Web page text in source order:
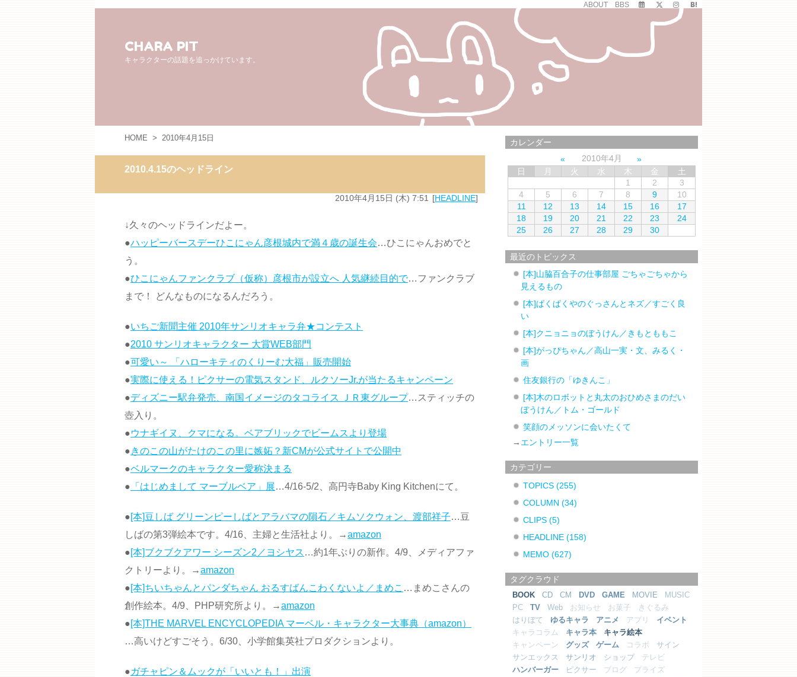
ABOUT BBS
CHARA PIT
キャラクターの話題を追っかけています。
HOME > 2010年4月15日
2010.4.15のヘッドライン
2010年4月15日 (木) 7:51 HEADLINE
↓久々のヘッドラインだよー。
●ハッピーバースデーひこにゃん彦根城内で満４歳の誕生会…ひこにゃんおめでと
う。
●ひこにゃんファンクラブ（仮称）彦根市が設立へ 人気継続目的で…ファンクラブ
まで！ どんなものになるんだろう。
●いちご新聞主催 2010年サンリオキャラ弁★コンテスト
●2010 サンリオキャラクター 大賞WEB部門
●可愛い～ 「ハローキティのくりーむ大福」販売開始
●実際に使える！ピクサーの電気スタンド、ルクソーJr.が当たるキャンペーン
●ディズニー駅弁発売、南国イメージのタコライス ＪＲ東グループ…スティッチの
壺入り。
●ウナギイヌ、クマになる。ベアブリックでビームスより登場
●きのこの山がたけのこの里に嫉妬？新CMが公式サイトで公開中
●ベルマークのキャラクター愛称決まる
● 「はじめまして マーブルベア」展…4/16-5/2、高円寺Baby King Kitchenにて。
●[本]豆しば グリーンピーしばとアラバマの隕石／キムソクウォン、渡部祥子…豆
しばの第3弾絵本です。4/16、主婦と生活社より。→amazon
●[本]ブクブクアワー シーズン2／ヨシヤス …約1年ぶりの新作。4/9、メディアファ
クトリーより。→amazon
●[本]ちいちゃんとパンダちゃん おるすばんこわくないよ／まめこ …まめこさんの
創作絵本。4/9、PHP研究所より。→amazon
●[本]THE MARVEL ENCYCLOPEDIA マーベル・キャラクター大事典（amazon）
…高いけどすごそう。6/30、小学館集英社プロダクションより。
●ガチャピン＆ムックが「いいとも！」出演
カレンダー
2010年4月
日
月 火 水 木 金
土
1
2
3
4
5 6 7 8 9
10
11
12 13 14 15 16
17
18
19 20 21 22 23
24
25
26 27 28 29 30
最近のトピックス
[本]山脇百合子の仕事部屋 ごちゃごちゃから
見えるもの
[本]ぱくぱくやのぐっさんとネズ／すごく良
い
[本]クニョニョのぼうけん／きもとももこ
[本]がっぴちゃん／高山一実・文、みるく・
画
住友銀行の「ゆきんこ」
[本]木のロボットと丸太のおひめさまのだい
ぼうけん／トム・ゴールド
笑顔のメッソンに会いたくて
→ エントリー一覧
カテゴリー
TOPICS(255)
COLUMN(34)
CLIPS(5)
HEADLINE(158)
MEMO(627)
タグクラウド
BOOK CD CM DVD GAME MOVIE
MUSIC
PC
TV Web お知らせ お菓子
きぐるみ
はりぼて
ゆるキャラ アニメ アプリ
イベント
キャラコラム
キャラ本
キャラ絵本
キャンペーン
グッズ ゲーム コラボ
サイン
サンエックス
サンリオ ショップ
テレビ
ハンバーガー
ピクサー ブログ
プライズ